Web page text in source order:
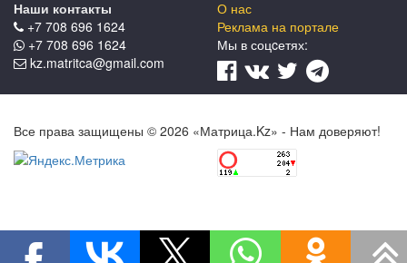
Наши контакты
+7 708 696 1624
+7 708 696 1624
kz.matritca@gmail.com
О нас
Реклама на портале
Мы в соцcетях:
Все права защищены © 2026 «Матрица.Kz» - Нам доверяют!